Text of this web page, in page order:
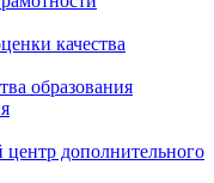
качества
образования
дополнительного